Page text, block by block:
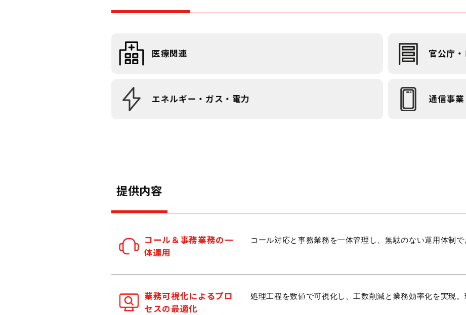
医療関連 官公庁
エネルギー・ガス・電力 通信事
提供内容
コール＆事務業務の一
体運用
コール対応と事務業務を一体管理し、無駄のない運用体制
業務可視化によるプロ
セスの最適化
処理工程を数値で可視化し、工数削減と業務効率化を実現